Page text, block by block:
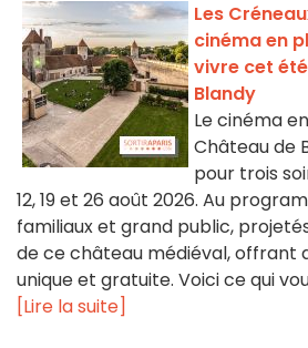
Les
cinéma en
vivre cet
Blandy
Le cinéma
Château de
pour trois
12, 19 et 26 août 2026. Au
familiaux et grand public,
de ce château médiéval, offrant
unique et gratuite. Voici ce qui
[Lire la suite]